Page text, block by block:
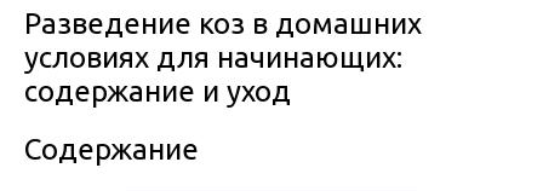
Разведение коз в домашних
условиях для начинающих:
содержание и уход
Содержание